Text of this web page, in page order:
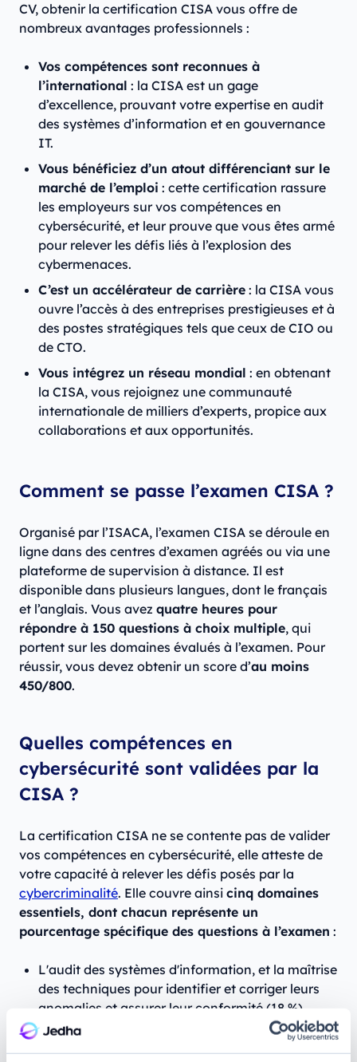
CV, obtenir la certification CISA vous offre de
nombreux avantages professionnels :
Vos compétences sont reconnues à
l’international : la CISA est un gage
d’excellence, prouvant votre expertise en audit
des systèmes d’information et en gouvernance
IT.
Vous bénéficiez d’un atout différenciant sur le
marché de l’emploi : cette certification rassure
les employeurs sur vos compétences en
cybersécurité, et leur prouve que vous êtes armé
pour relever les défis liés à l’explosion des
cybermenaces.
C’est un accélérateur de carrière : la CISA vous
ouvre l’accès à des entreprises prestigieuses et à
des postes stratégiques tels que ceux de CIO ou
de CTO.
Vous intégrez un réseau mondial : en obtenant
la CISA, vous rejoignez une communauté
internationale de milliers d’experts, propice aux
collaborations et aux opportunités.
Comment se passe l’examen CISA ?
Organisé par l’ISACA, l’examen CISA se déroule en
ligne dans des centres d’examen agréés ou via une
plateforme de supervision à distance. Il est
disponible dans plusieurs langues, dont le français
et l’anglais. Vous avez quatre heures pour
répondre à 150 questions à choix multiple, qui
portent sur les domaines évalués à l’examen. Pour
réussir, vous devez obtenir un score d’au moins
450/800.
Quelles compétences en
cybersécurité sont validées par la
CISA ?
La certification CISA ne se contente pas de valider
vos compétences en cybersécurité, elle atteste de
votre capacité à relever les défis posés par la
cybercriminalité. Elle couvre ainsi cinq domaines
essentiels, dont chacun représente un
pourcentage spécifique des questions à l’examen :
L'audit des systèmes d'information, et la maîtrise
des techniques pour identifier et corriger leurs
anomalies et assurer leur conformité (18 %).
La gouvernance IT et la gestion des risques,
pour garantir la résilience et la pérennité des